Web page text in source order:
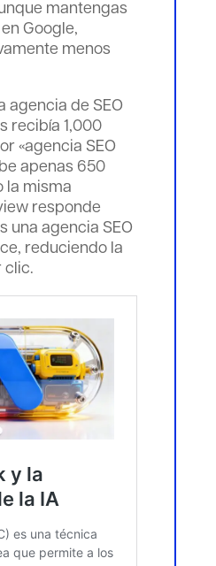
mantengas
Google,
menos
agencia de SEO
recibía 1,000
«agencia SEO
apenas 650
la misma
responde
una agencia SEO
reduciendo la
clic.